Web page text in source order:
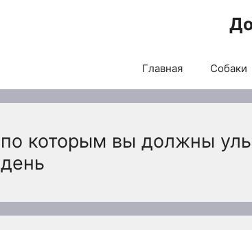
Главная Собаки
по которым вы должны
день